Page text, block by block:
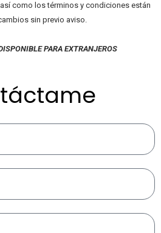
como los términos y condiciones están
sin previo aviso.
PARA EXTRANJEROS